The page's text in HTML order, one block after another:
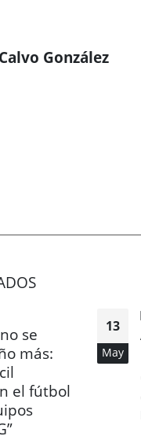
González
se
más:
el fútbol
13
May